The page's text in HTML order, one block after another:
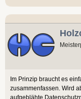
Im Prinzip braucht es
zusammenfassen. Wird
aufgeblähte